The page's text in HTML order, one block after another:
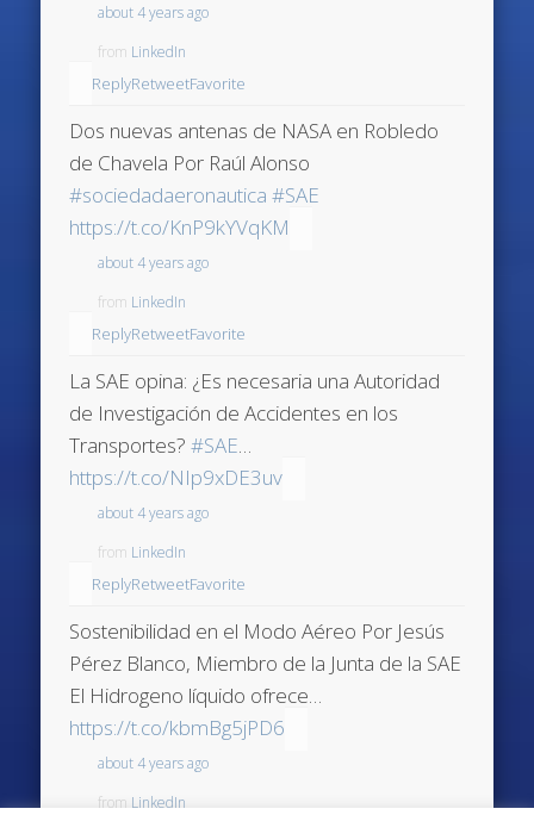
about 4 years ago
from LinkedIn
ReplyRetweetFavorite
Dos nuevas antenas de NASA en Robledo
de Chavela Por Raúl Alonso
#sociedadaeronautica #SAE
https://t.co/KnP9kYVqKM
about 4 years ago
from LinkedIn
ReplyRetweetFavorite
La SAE opina: ¿Es necesaria una Autoridad
de Investigación de Accidentes en los
Transportes?#SAE…
https://t.co/NIp9xDE3uv
about 4 years ago
from LinkedIn
ReplyRetweetFavorite
Sostenibilidad en el Modo Aéreo Por Jesús
Pérez Blanco, Miembro de la Junta de la SAE
El Hidrogeno líquido ofrece…
https://t.co/kbmBg5jPD6
about 4 years ago
from LinkedIn